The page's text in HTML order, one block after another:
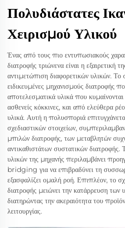
Πολυδιάστατες
Χειρισμού Υλικού
Ένας από τους πιο εντυπωσιακούς
διατροφής τριώνενα είναι η εξαιρετική
αντιμετώπιση διαφορετικών υλικών. Το
ειδικευμένες μηχανισμούς διατροφής
αποτελεσματικά υλικά που
ασθενείς κόκκινες, και από ελεύθερα
υλικά. Αυτή η πολυσποριά
σχεδιαστικών στοιχείων,
μπιλών διατροφής, των μεταβλητών
αντικαθιστάτων συστατικών
υλικών της μηχανής περιλαμβάνει
bridging για να επιβραδύνει τη
εξασφαλίζει ομαλή ροή. Επιπλέον, το
διατροφής μειώνει την κατάρρευση των
διατηρώντας την ακεραιότητα του
λειτουργίας.